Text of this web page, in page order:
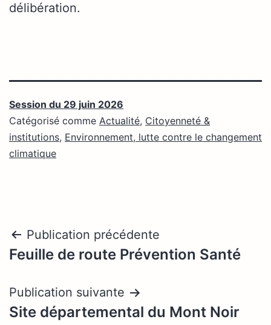
délibération.
Session du 29 juin 2026
Catégorisé comme Actualité, Citoyenneté &
institutions, Environnement, lutte contre le changement
climatique
Navigation
de
l’article
Publication précédente
Feuille de route Prévention Santé
Publication suivante
Site départemental du Mont Noir